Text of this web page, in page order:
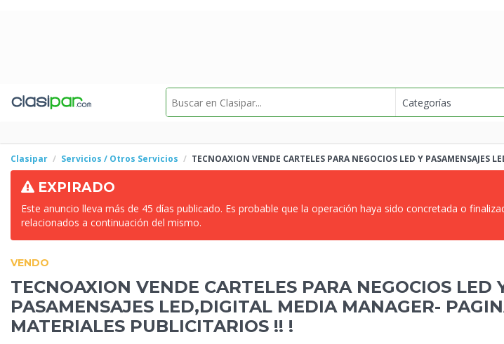
Clasipar Servicios / Otros Servicios TECNOAXION VENDE CARTELES PARA NEGOCIOS LED Y PASAMENSAJES
EXPIRADO
Este anuncio lleva más de 45 días publicado. Es probable que la operación haya sido concretada o
relacionados a continuación del mismo.
VENDO
TECNOAXION VENDE CARTELES PARA NEGOCIOS LED
PASAMENSAJES LED,DIGITAL MEDIA MANAGER-
MATERIALES PUBLICITARIOS !! !